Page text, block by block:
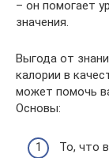
– он помогает
значения.
Выгода от
калории в
может помочь
Основы:
То, что